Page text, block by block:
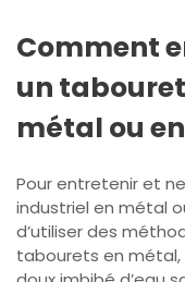
Comment
un
métal ou
Pour entretenir et
industriel en métal
d’utiliser des
tabourets en métal,